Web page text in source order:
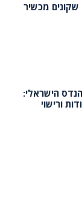
מכשיר
הישראלי:
ורישוי